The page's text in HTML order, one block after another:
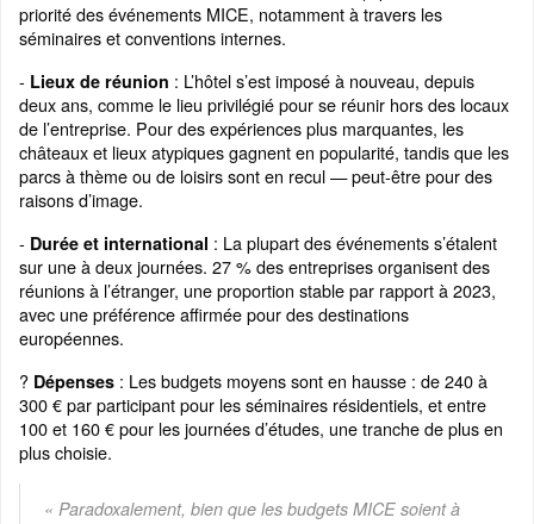
priorité des événements MICE, notamment à travers les
séminaires et conventions internes.
- Lieux de réunion : L’hôtel s’est imposé à nouveau, depuis
deux ans, comme le lieu privilégié pour se réunir hors des locaux
de l’entreprise. Pour des expériences plus marquantes, les
châteaux et lieux atypiques gagnent en popularité, tandis que les
parcs à thème ou de loisirs sont en recul — peut-être pour des
raisons d’image.
- Durée et international : La plupart des événements s’étalent
sur une à deux journées. 27 % des entreprises organisent des
réunions à l’étranger, une proportion stable par rapport à 2023,
avec une préférence affirmée pour des destinations
européennes.
? Dépenses : Les budgets moyens sont en hausse : de 240 à
300 € par participant pour les séminaires résidentiels, et entre
100 et 160 € pour les journées d’études, une tranche de plus en
plus choisie.
« Paradoxalement, bien que les budgets MICE soient à